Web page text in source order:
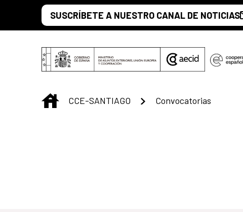
Skip to Main ContentSUSCRÍBETE A NUESTRO CANAL DE NOTICIAS
INICIO
CCE-SANTIAGO Convocatorias